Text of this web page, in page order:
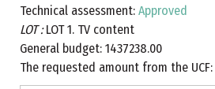
Technical assessment: Approved
LOT :LOT 1. TV content
General budget: 1437238.00
The requested amount from the UCF: